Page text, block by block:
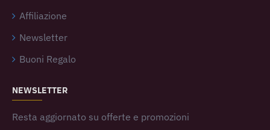
Affiliazione
Newsletter
Buoni Regalo
NEWSLETTER
Resta aggiornato su offerte e promozioni